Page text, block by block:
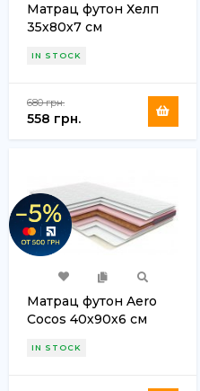
Матрац футон Хелп
35х80х7 см
IN STOCK
680 грн.
558 грн.
Матрац футон Aero
Cocos 40х90х6 см
IN STOCK